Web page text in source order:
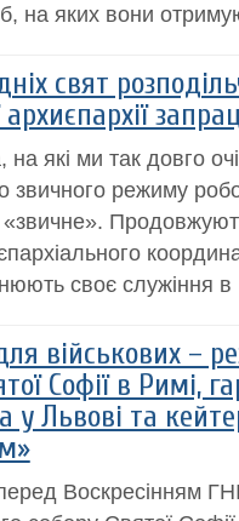
на яких вони
свят
архиєпархії
на які ми так довго
звичного режиму
своє служіння в
військових –
Софії в Римі,
у Львові та
Воскресінням